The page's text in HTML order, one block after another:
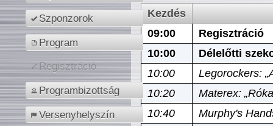
Szponzorok
Program
Regisztráció
Programbizottság
Versenyhelyszín
Kezdés
09:00
Regisztráció
10:00
Délelőtti
10:00
Legorockers:
10:20
Materex:
10:40
Murphy's